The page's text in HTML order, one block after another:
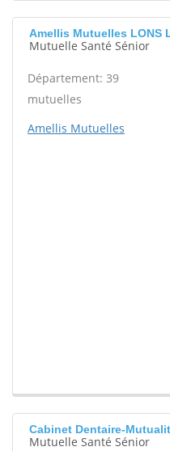
Amellis Mutuelles LONS
Mutuelle Santé Sénior
Département: 39
mutuelles
Amellis Mutuelles
Cabinet Dentaire-
Mutuelle Santé Sénior